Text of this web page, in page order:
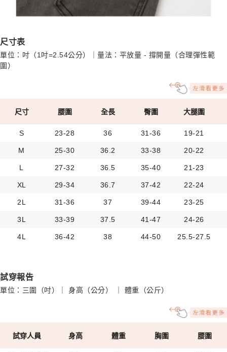
尺寸表
單位：吋（1吋=2.54公分）｜量法：平放量 - 撐開量（合理彈性範
圍）
尺寸 腰圍 全長 臀圍 大腿圍
S 23-28 36 31-36 19-21
M 25-30 36.2 33-38 20-22
L 27-32 36.5 35-40 21-23
XL 29-34 36.7 37-42 22-24
2L 31-36 37 39-44 23-25
3L 33-39 37.5 41-47 24-26
4L 36-42 38 44-50 25.5-27.5
試穿報告
單位：三圍（吋）｜ 身高（公分） ｜ 體重（公斤）
試穿人員 身高 體重 胸圍 腰圍